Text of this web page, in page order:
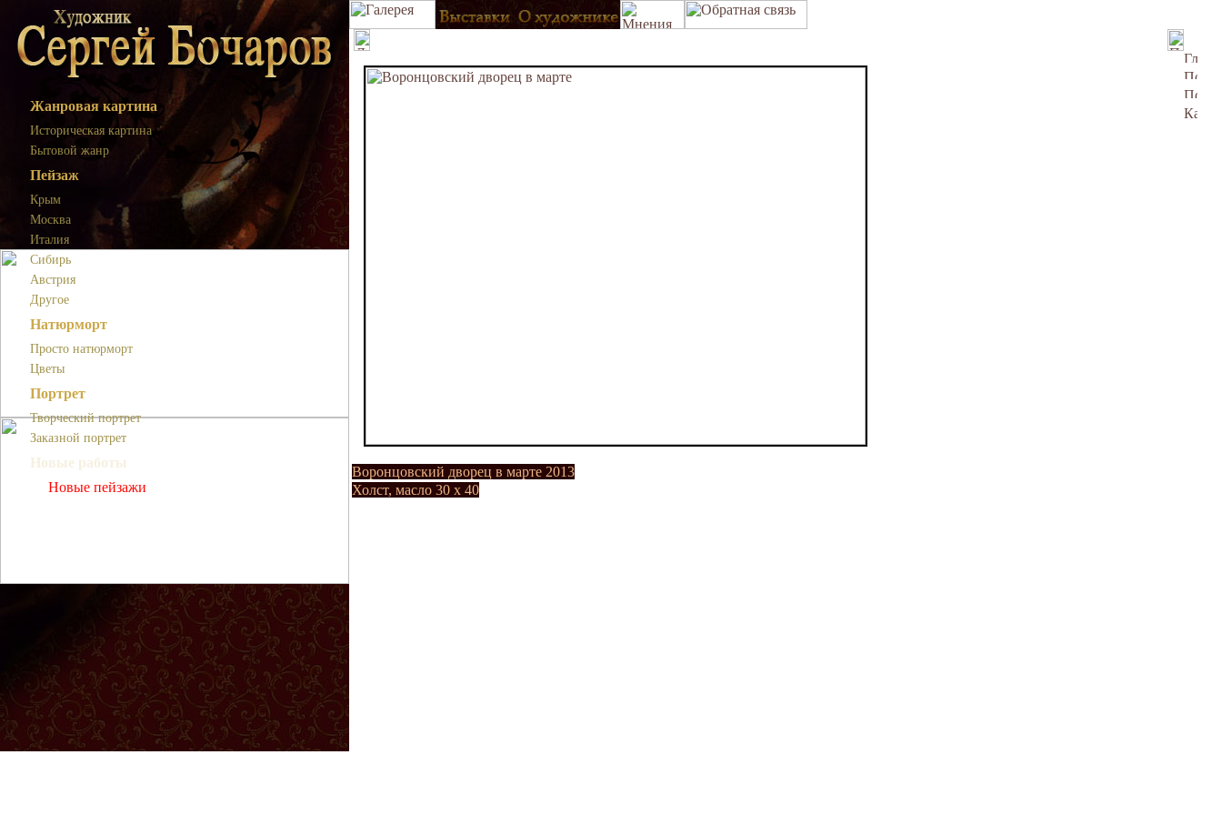
Жанровая картина
Историческая картина
Бытовой жанр
Пейзаж
Крым
Москва
Италия
Сибирь
Австрия
Другое
Натюрморт
Просто натюрморт
Цветы
Портрет
Творческий портрет
Заказной портрет
Новые работы
Новые пейзажи
Воронцовский дворец в марте 2013
Холст, масло 30 x 40